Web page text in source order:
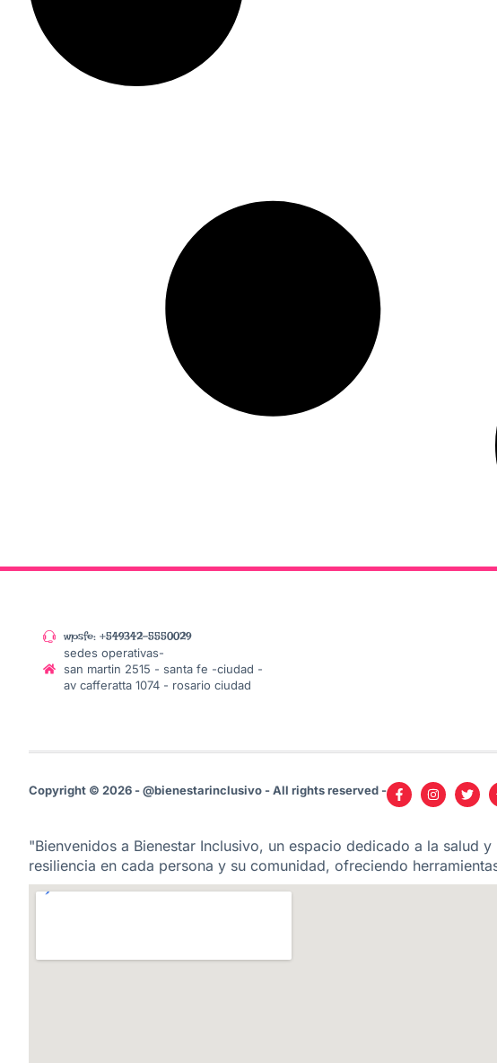
wpsfe: +549342-5550029
sedes operativas-
san martin 2515 - santa fe -ciudad -
av cafferatta 1074 - rosario ciudad
Copyright © 2026 - @bienestarinclusivo - All rights reserved -
"Bienvenidos a Bienestar Inclusivo, un espacio dedicado a la salud
resiliencia en cada persona y su comunidad, ofreciendo